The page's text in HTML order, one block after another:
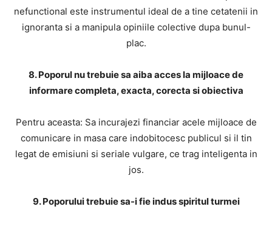
nefunctional este instrumentul ideal de a tine cetatenii in
ignoranta si a manipula opiniile colective dupa bunul-
plac.
8. Poporul nu trebuie sa aiba acces la mijloace de
informare completa, exacta, corecta si obiectiva
Pentru aceasta: Sa incurajezi financiar acele mijloace de
comunicare in masa care indobitocesc publicul si il tin
legat de emisiuni si seriale vulgare, ce trag inteligenta in
jos.
9. Poporului trebuie sa-i fie indus spiritul turmei